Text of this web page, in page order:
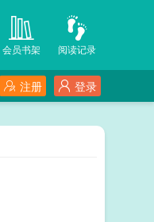
阅读记录
会员书架
登录
注册